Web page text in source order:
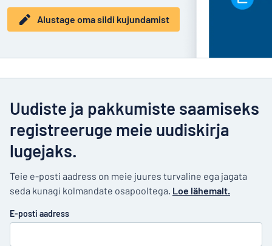
Alustage oma sildi kujundamist
Uudiste ja pakkumiste saamiseks
registreeruge meie uudiskirja
lugejaks.
Teie e-posti aadress on meie juures turvaline ega jagata
seda kunagi kolmandate osapooltega. Loe lähemalt.
E-posti aadress